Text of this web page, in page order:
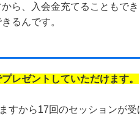
ら、入会金充てることもで
るんです。
レゼントしていただけます。
から17回のセッションが受